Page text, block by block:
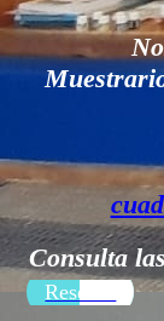
Consulta
Reseñas